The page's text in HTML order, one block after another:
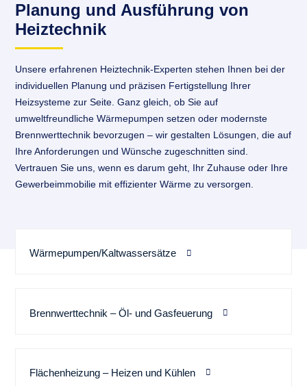
Planung und Ausführung von
Heiztechnik
Unsere erfahrenen Heiztechnik-Experten stehen Ihnen bei der
individuellen Planung und präzisen Fertigstellung Ihrer
Heizsysteme zur Seite. Ganz gleich, ob Sie auf
umweltfreundliche Wärmepumpen setzen oder modernste
Brennwerttechnik bevorzugen – wir gestalten Lösungen, die auf
Ihre Anforderungen und Wünsche zugeschnitten sind.
Vertrauen Sie uns, wenn es darum geht, Ihr Zuhause oder Ihre
Gewerbeimmobilie mit effizienter Wärme zu versorgen.
Wärmepumpen/Kaltwassersätze
Brennwerttechnik – Öl- und Gasfeuerung
Flächenheizung – Heizen und Kühlen